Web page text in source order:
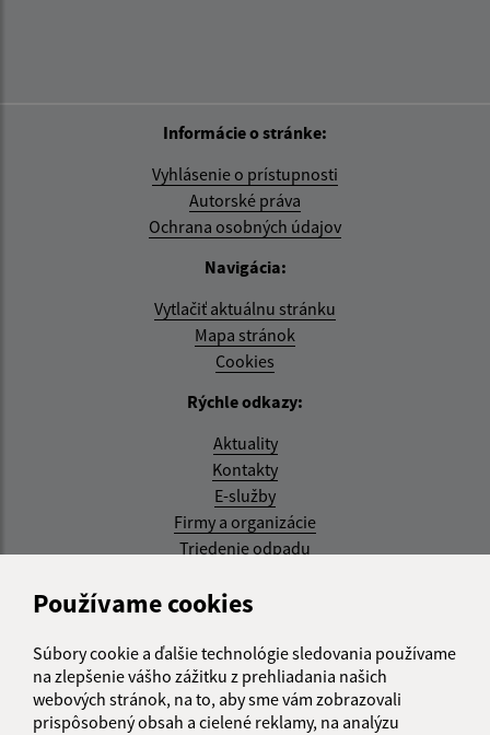
Používame cookies
Súbory cookie a ďalšie technológie sledovania používame
na zlepšenie vášho zážitku z prehliadania našich
webových stránok, na to, aby sme vám zobrazovali
prispôsobený obsah a cielené reklamy, na analýzu
Informácie o stránke:
Vyhlásenie o prístupnosti
Autorské práva
Ochrana osobných údajov
Navigácia:
Vytlačiť aktuálnu stránku
Mapa stránok
Cookies
Rýchle odkazy:
Aktuality
Kontakty
E-služby
Firmy a organizácie
Triedenie odpadu
Aktualizované:
RSS
Správca obsahu: